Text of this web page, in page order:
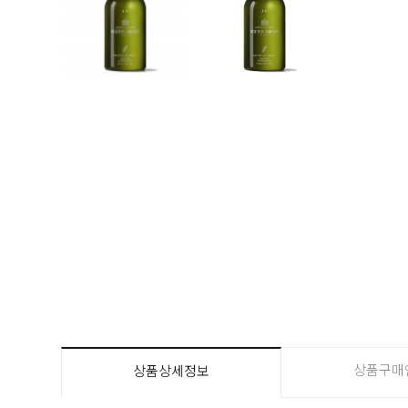
상품상세정보 상품구매